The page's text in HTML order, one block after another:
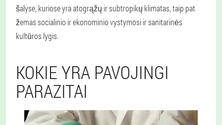
šalyse, kuriose yra atogrąžų ir subtropikų klimatas, taip pat
žemas socialinio ir ekonominio vystymosi ir sanitarinės
kultūros lygis.
KOKIE YRA PAVOJINGI
PARAZITAI